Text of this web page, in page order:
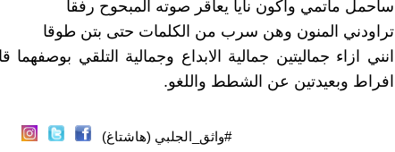
سأحمل مأتمي واكون ناياً يعاقر صوته المبحوح رفقا
تراودني المنون وهن سرب من الكلمات حتى بتن طوقا
انني ازاء جماليتين جمالية الابداع وجمالية التلقي
افراط وبعيدتين عن الشطط واللغو.
#واثق_الجلبي (هاشتاغ)